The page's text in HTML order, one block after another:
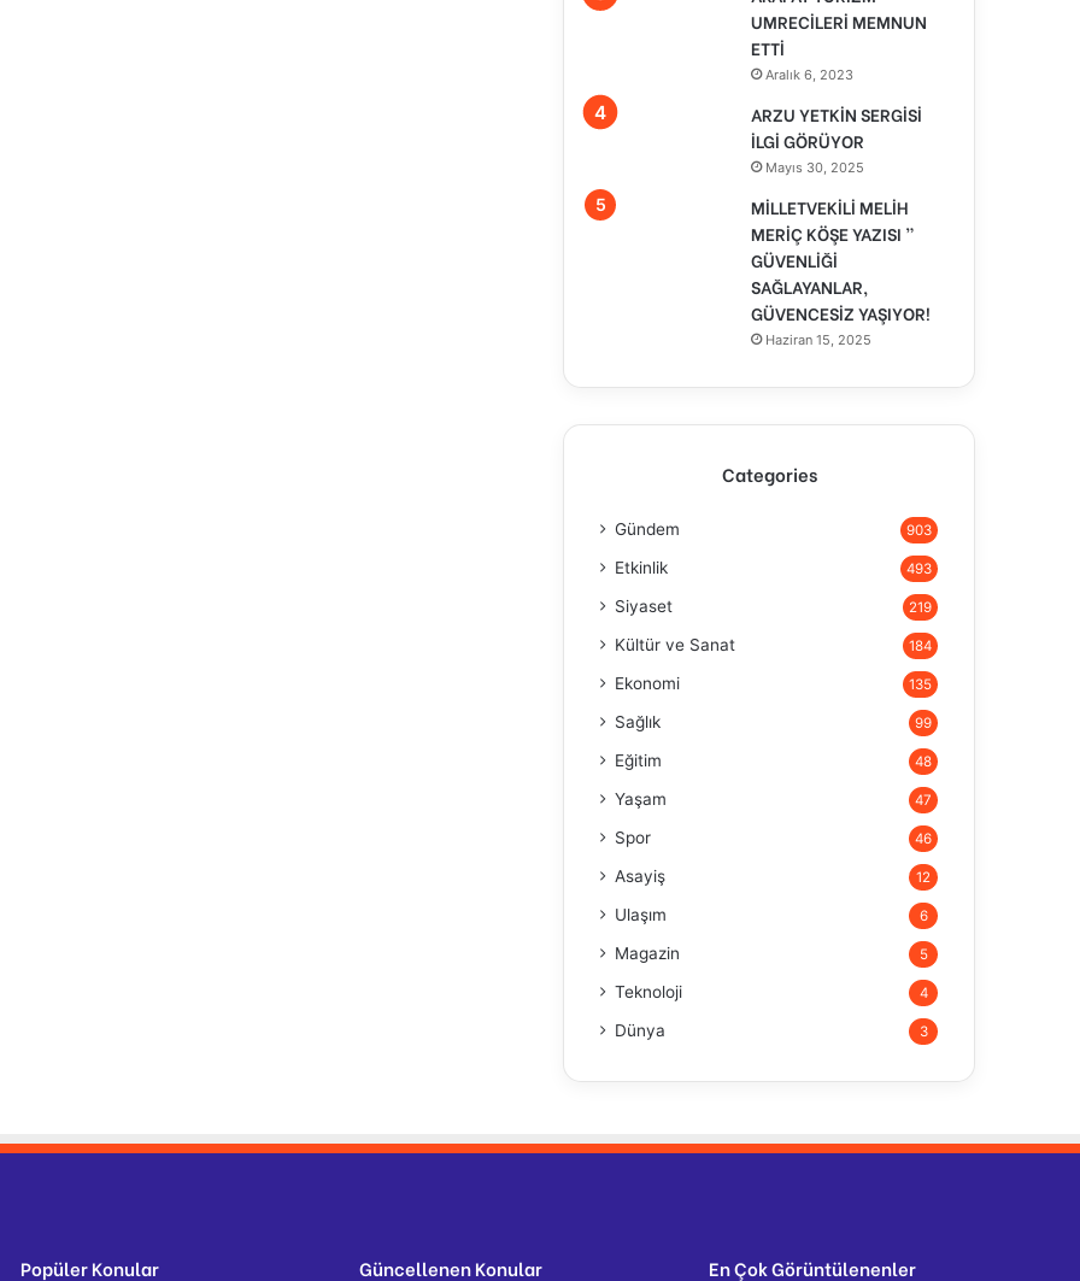
UMRECİLERİ MEMNUN
ETTİ
Aralık 6, 2023
ARZU YETKİN SERGİSİ
İLGİ GÖRÜYOR
Mayıs 30, 2025
MİLLETVEKİLİ MELİH
MERİÇ KÖŞE YAZISI ”
GÜVENLİĞİ
SAĞLAYANLAR,
GÜVENCESİZ YAŞIYOR!
Haziran 15, 2025
Categories
Gündem 903
Etkinlik 493
Siyaset 219
Kültür ve Sanat 184
Ekonomi 135
Sağlık 99
Eğitim 48
Yaşam 47
Spor 46
Asayiş 12
Ulaşım 6
Magazin 5
Teknoloji 4
Dünya 3
Popüler Konular Güncellenen Konular En Çok Görüntülenenler